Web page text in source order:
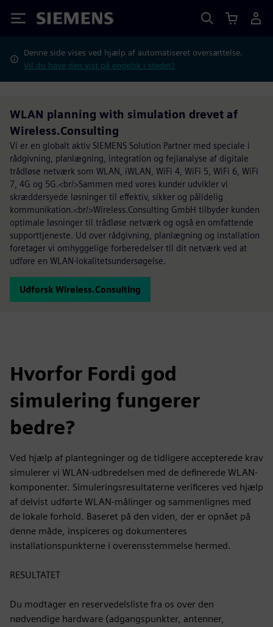
Siemens
Denne side vises ved hjælp af automatiseret oversættelse.
Vil du have den vist på engelsk i stedet?
WLAN planning with simulation drevet af
Wireless.Consulting
Vi er en globalt aktiv SIEMENS Solution Partner med speciale i
rådgivning, planlægning, integration og fejlanalyse af digitale
trådløse netværk som WLAN, iWLAN, WiFi 4, WiFi 5, WiFi 6, WiFi
7, 4G og 5G.<br/>Sammen med vores kunder udvikler vi
skræddersyede løsninger til effektiv, sikker og pålidelig
kommunikation.<br/>Wireless.Consulting GmbH tilbyder kunden
optimale løsninger til trådløse netværk og også en omfattende
supporttjeneste. Ud over rådgivning, planlægning og installation
foretager vi omhyggelige forberedelser til dit netværk ved at
udføre en WLAN-lokalitetsundersøgelse.
Udforsk Wireless.Consulting
Hvorfor Fordi god
simulering fungerer
bedre?
Ved hjælp af plantegninger og de tidligere accepterede krav
simulerer vi WLAN-udbredelsen med de definerede WLAN-
komponenter. Simuleringsresultaterne verificeres ved hjælp
af delvist udførte WLAN-målinger og sammenlignes med
de lokale forhold. Baseret på den viden, der er opnået på
denne måde, inspiceres og dokumenteres
installationspunkterne i overensstemmelse hermed.
RESULTATET
Du modtager en reservedelsliste fra os over den
nødvendige hardware (adgangspunkter, antenner,